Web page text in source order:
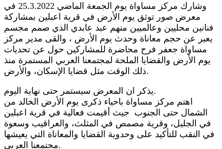
وشارك مركز مساواة يوم الجمعة الماضي 25.3.2022 في
معرض صور توثق يوم الأرض في قرية اعبلين بمشاركة
فنانين محليين وعالميين منهم عبد عابدي الذي صمم مجسم
يعبر عن حجم معاناة وحدث يوم الأرض ، والقى مدير مركز
مساواة جعفر فرح محاضرة للمشاركين حول عن تحديات
يوم الأرض والقضايا الملحة لمجتمعنا العربي المستمرة منذ
ذلك الوقت مثل قضايا الإسكان، والأرض.
يذكر ان المعرض سيستمر حتى نهاية اليوم.
اهتم مركز مساواة باحياء ذكرى يوم الأرض الخالد من
الشمال حتى الجنوب جيث أقيمت فعالية في قرية اعبلين
في الجليل، وقرية مصمص في المثلث، والعراقيب وسعوة
في النقب للتأكيد على وحدوية القضايا والمعاناة التي يعيشها
مجتمعنا العربي.